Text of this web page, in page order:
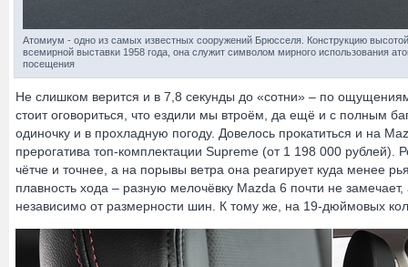
Атомиум - одно из самых известных сооружений Брюсселя. Конструкцию
всемирной выставки 1958 года, она служит символом мирного использования
посещения
Не слишком верится и в 7,8 секунды до «сотни» – по
стоит оговориться, что ездили мы втроём, да ещё и с полным
одиночку и в прохладную погоду. Довелось прокатиться и на
прерогатива топ-комплектации Supreme (от 1 198 000
чётче и точнее, а на порывы ветра она реагирует куда менее
плавность хода – разную мелочёвку Mazda 6 почти не
независимо от размерности шин. К тому же, на 19-дюймовых